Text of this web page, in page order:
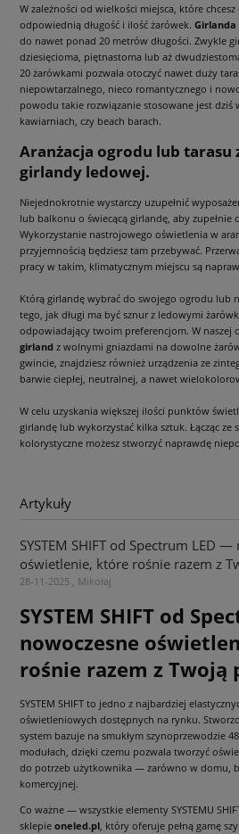
W zależności od wielkości miejsca, które
odpowiednią długość i ilość żarówek. Girlanda
do nawet ponad 20 metrów długości. Zwykle
dziesięcioma, piętnastoma lub aż
20 żarówkami pozwala otoczyć nawet duży
niepowtarzalnego, nieco romantycznego i
powodu takie rozwiązanie stosowane jest dziś
kawiarniach, czy beach barach.
Aranżacja ogrodu lub tarasu
girlandy ledowej.
Niejednokrotnie wystarczy uzupełnić
lub balkonu o świecącą girlandę, aby zupełnie
Wykorzystanie nastrojowego oświetlenia w
przyjemnością będziesz tam przebywać.
pracy w takim, klimatycznym miejscu są
Którą girlandę wybrać do swojego ogrodu lub
tego, jak długi ma być sznur z ledowymi
odpowiadający twoim preferencjom. W naszej
girland z wolnymi gniazdami na dowolne
gwincie, znajdziesz również urządzenia ze
barwie ciepłej, neutralnej, a nawet
W celu uzyskania większej ilości punktów
girlandę lub wykorzystać kilka sztuk. Łącząc ze
kolorystyczne możesz stworzyć naprawdę
Artykuły
SYSTEM SHIFT od Spectrum LED
oświetlenie, które rośnie razem z
28-11-2025 , Mikołaj
SYSTEM SHIFT od
nowoczesne
rośnie razem z Twoją
SYSTEM SHIFT to jedno z najbardziej
oświetleniowych dostępnych na rynku.
system bazuje na smukłym szynoprzewodzie
modułach, dzięki czemu pozwala tworzyć
do potrzeb użytkownika — zarówno w domu,
komercyjnej.
Co ważne — wszystkie elementy SYSTEMU
sklepie oneled.pl, który oferuje pełną gamę